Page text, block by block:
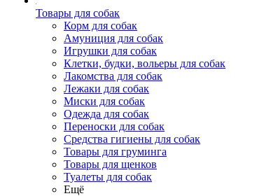
Товары для собак
Корм для собак
Амуниция для собак
Игрушки для собак
Клетки, будки, вольеры для собак
Лакомства для собак
Лежаки для собак
Миски для собак
Одежда для собак
Переноски для собак
Средства гигиены для собак
Товары для груминга
Товары для щенков
Туалеты для собак
Ещё